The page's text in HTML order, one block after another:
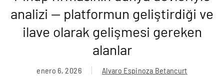
analizi — platformun geliştirdiği ve
ilave olarak gelişmesi gereken
alanlar
enero 6, 2026
Alvaro Espinoza Betancurt